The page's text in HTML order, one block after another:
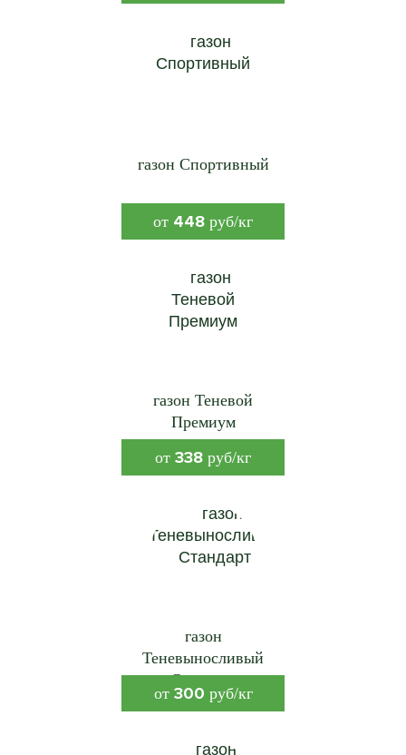
газон Спортивный
от 448 руб/кг
газон Теневой
Премиум
от 338 руб/кг
газон
Теневыносливый
Стандарт
от 300 руб/кг